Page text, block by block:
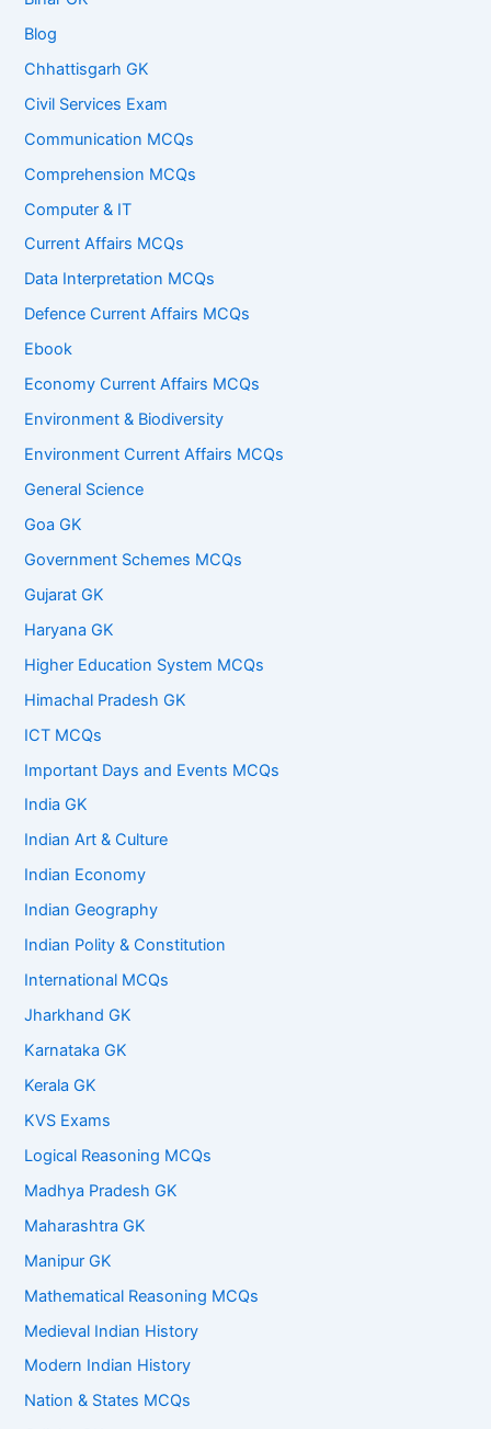
Blog
Chhattisgarh GK
Civil Services Exam
Communication MCQs
Comprehension MCQs
Computer & IT
Current Affairs MCQs
Data Interpretation MCQs
Defence Current Affairs MCQs
Ebook
Economy Current Affairs MCQs
Environment & Biodiversity
Environment Current Affairs MCQs
General Science
Goa GK
Government Schemes MCQs
Gujarat GK
Haryana GK
Higher Education System MCQs
Himachal Pradesh GK
ICT MCQs
Important Days and Events MCQs
India GK
Indian Art & Culture
Indian Economy
Indian Geography
Indian Polity & Constitution
International MCQs
Jharkhand GK
Karnataka GK
Kerala GK
KVS Exams
Logical Reasoning MCQs
Madhya Pradesh GK
Maharashtra GK
Manipur GK
Mathematical Reasoning MCQs
Medieval Indian History
Modern Indian History
Nation & States MCQs